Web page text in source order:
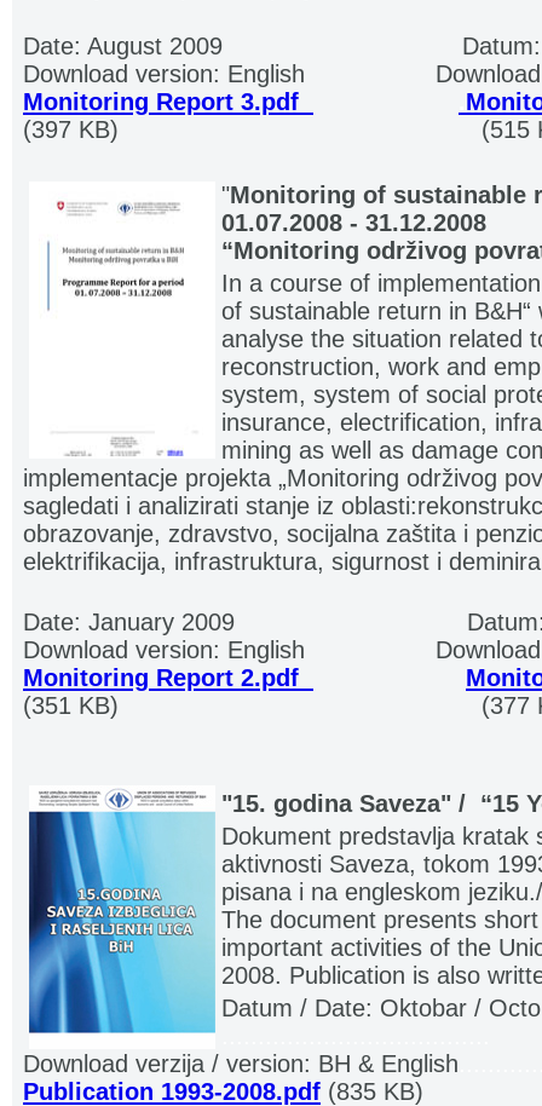
Date: August 2009
Download version: English
Monitoring Report 3.pdf
(397 KB)
(515
"Monitoring of sustainable
01.07.2008 - 31.12.2008
“Monitoring održivog
In a course of
of sustainable return in
analyse the situation related
reconstruction, work and
system, system of social
insurance, electrification,
mining as well as damage
implementacje projekta „Monitoring održivog
sagledati i analizirati stanje iz
obrazovanje, zdravstvo, socijalna zaštita i
elektrifikacija, infrastruktura, sigurnost i
Date: January 2009
Download version: English
Monitoring Report 2.pdf
(351 KB)
(377
"15. godina Saveza" / “15
Dokument predstavlja kratak
aktivnosti Saveza, tokom
pisana i na engleskom jeziku./
The document presents
important activities of the
2008. Publication is also
Datum / Date: Oktobar /
Download verzija / version: BH & English
Publication 1993-2008.pdf (835 KB)